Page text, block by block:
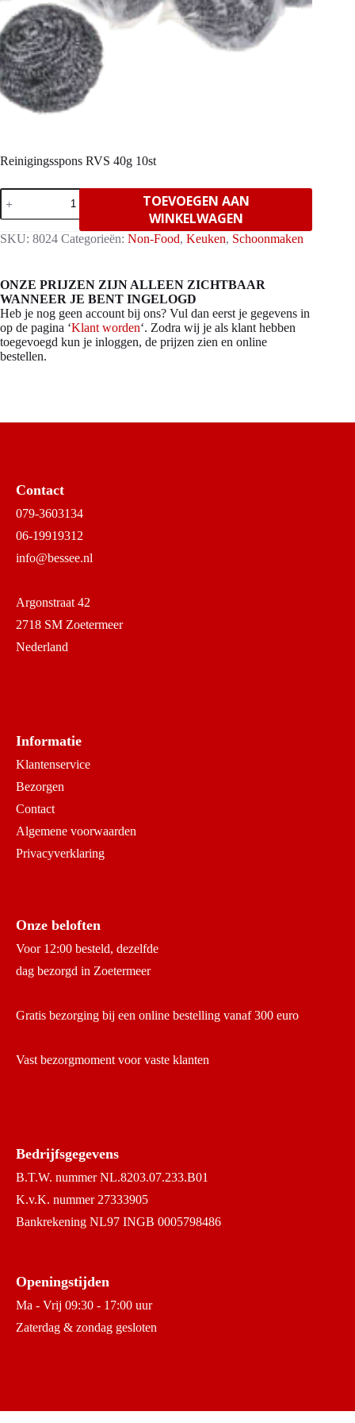
Reinigingsspons RVS 40g 10st
Reinigingsspons
RVS
40g
10st
aantal
TOEVOEGEN AAN
WINKELWAGEN
SKU: 8024 Categorieën: Non-Food, Keuken, Schoonmaken
ONZE PRIJZEN ZIJN ALLEEN ZICHTBAAR
WANNEER JE BENT INGELOGD
Heb je nog geen account bij ons? Vul dan eerst je gegevens in
op de pagina ‘Klant worden‘. Zodra wij je als klant hebben
toegevoegd kun je inloggen, de prijzen zien en online
bestellen.
Contact
079-3603134
06-19919312
info@bessee.nl
Argonstraat 42
2718 SM Zoetermeer
Nederland
Informatie
Klantenservice
Bezorgen
Contact
Algemene voorwaarden
Privacyverklaring
Onze beloften
Voor 12:00 besteld, dezelfde
dag bezorgd in Zoetermeer
Gratis bezorging bij een online bestelling vanaf 300 euro
Vast bezorgmoment voor vaste klanten
Bedrijfsgegevens
B.T.W. nummer NL.8203.07.233.B01
K.v.K. nummer 27333905
Bankrekening NL97 INGB 0005798486
Openingstijden
Ma - Vrij 09:30 - 17:00 uur
Zaterdag & zondag gesloten